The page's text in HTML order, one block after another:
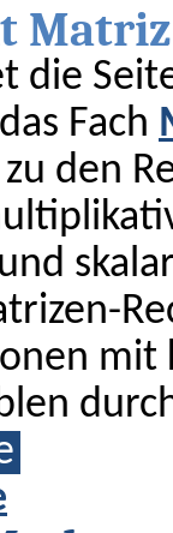
die
Fach
den